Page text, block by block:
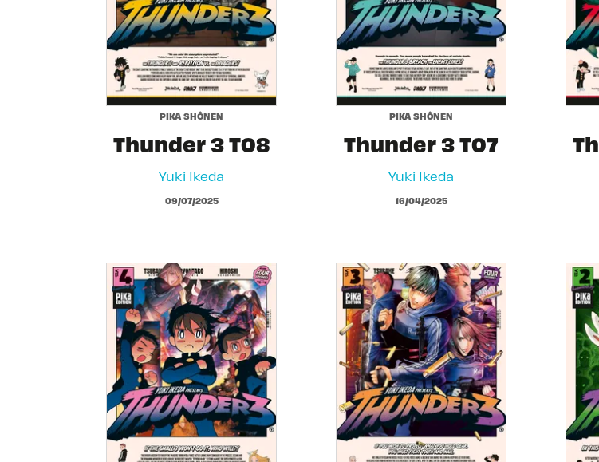
PIKA SHÔNEN
Thunder 3 T08
Yuki Ikeda
09/07/2025
PIKA SHÔNEN
Thunder 3 T07
Yuki Ikeda
16/04/2025